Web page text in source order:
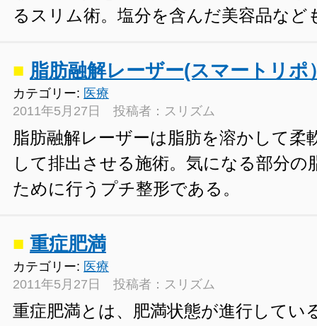
るスリム術。塩分を含んだ美容品など
■ 脂肪融解レーザー(スマートリポ
カテゴリー: 医療
2011年5月27日 投稿者：スリズム
脂肪融解レーザーは脂肪を溶かして柔
して排出させる施術。気になる部分の
ために行うプチ整形である。
■ 重症肥満
カテゴリー: 医療
2011年5月27日 投稿者：スリズム
重症肥満とは、肥満状態が進行してい